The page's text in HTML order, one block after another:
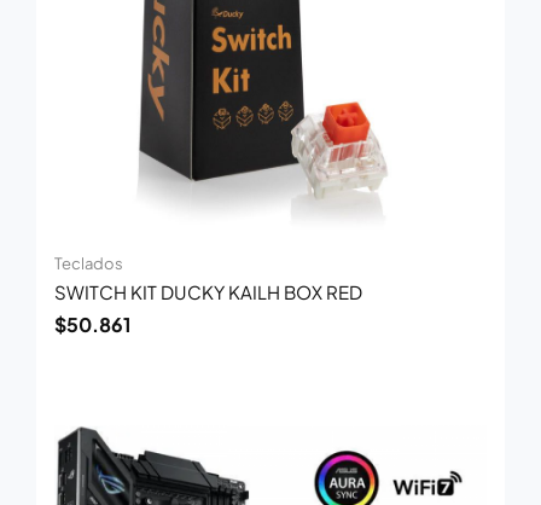
Teclados
SWITCH KIT DUCKY KAILH BOX RED
$50.861